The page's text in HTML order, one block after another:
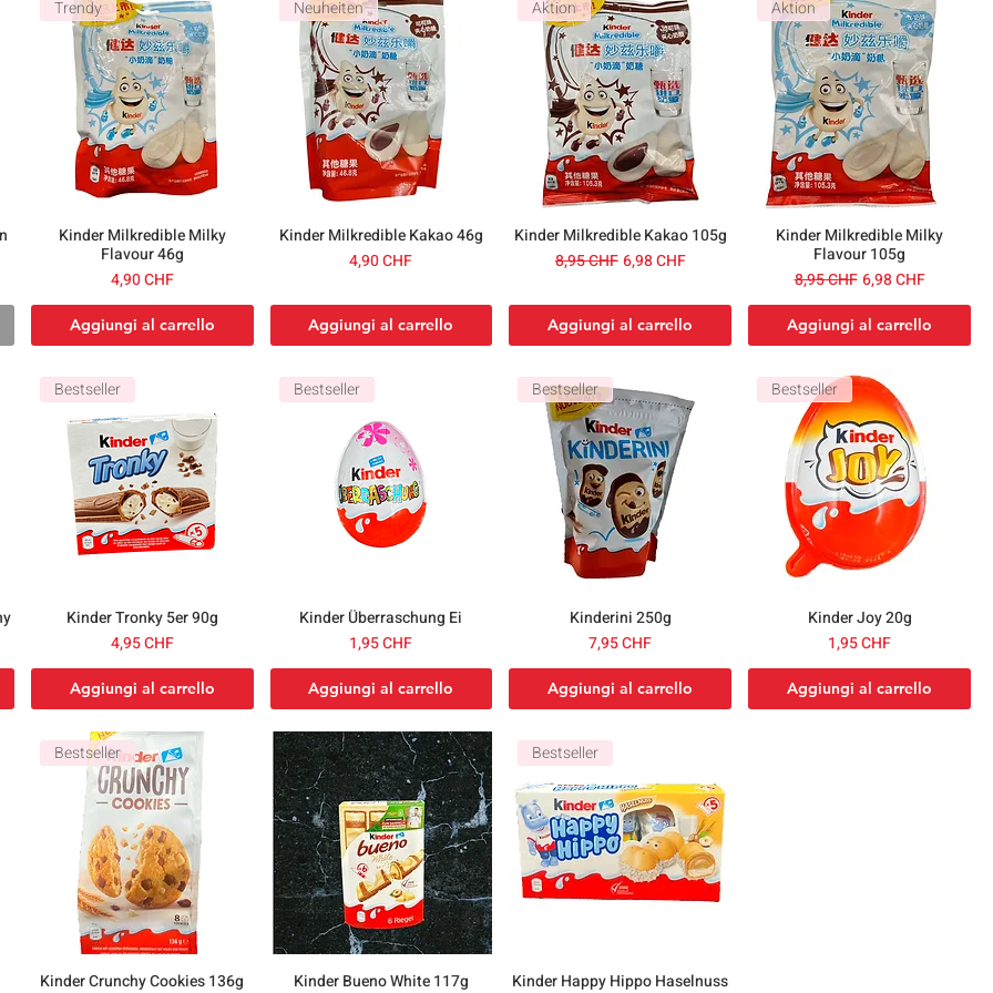
Trendy
Kinder Milkredible Milky
Flavour 46g
Prezzo
4,90 CHF
Aggiungi al carrello
Neuheiten
Kinder Milkredible Kakao 46g
Prezzo
4,90 CHF
Aggiungi al carrello
Aktion
Kinder Milkredible Kakao 105g
Prezzo regolare
8,95 CHF Prezzo scontato
6,98 CHF
Aggiungi al carrello
Aktion
Kinder Milkredible Milky
Flavour 105g
Prezzo regolare
8,95 CHF Prezzo scontato
6,98 CHF
Aggiungi al carrello
Bestseller
Kinder Tronky 5er 90g
Prezzo
4,95 CHF
Aggiungi al carrello
Bestseller
Kinder Überraschung Ei
Prezzo
1,95 CHF
Aggiungi al carrello
Bestseller
Kinderini 250g
Prezzo
7,95 CHF
Aggiungi al carrello
Bestseller
Kinder Joy 20g
Prezzo
1,95 CHF
Aggiungi al carrello
Bestseller
Kinder Crunchy Cookies 136g Kinder Bueno White 117g
Bestseller
Kinder Happy Hippo Haselnuss